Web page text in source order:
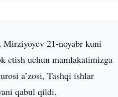
Mirziyoyev 21-noyabr kuni
etish uchun mamlakatimizga
a’zosi, Tashqi ishlar
qabul qildi.